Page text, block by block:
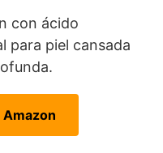
con ácido
para piel cansada
Amazon